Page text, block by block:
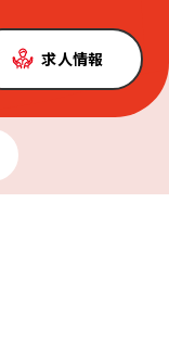
求人情報